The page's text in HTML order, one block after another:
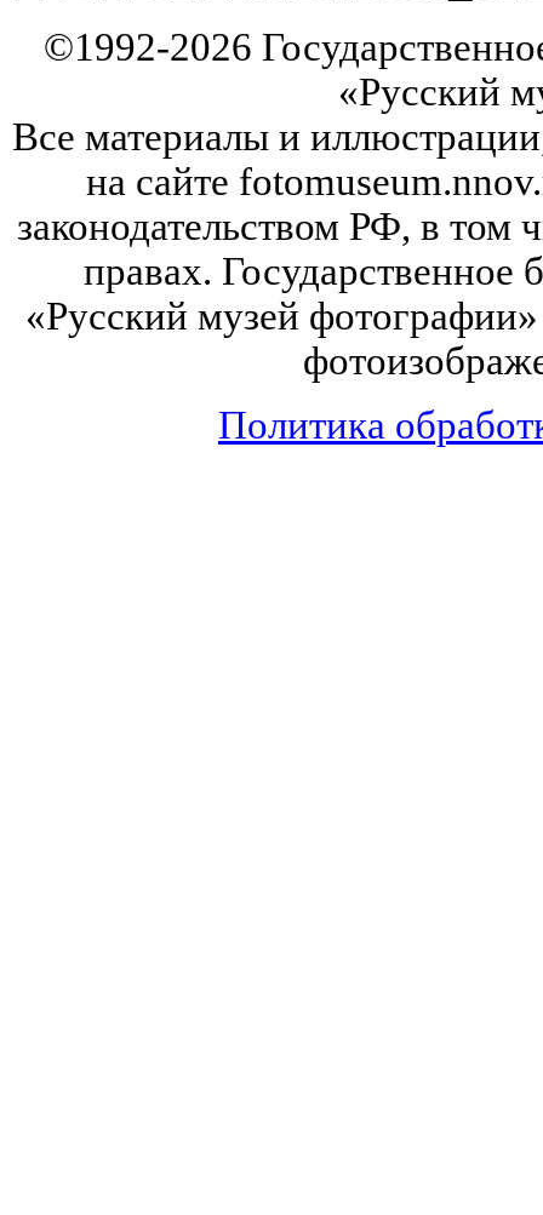
©1992-2026
«Русский
Все материалы и
на сайте
законодательством РФ, в том
правах.
«Русский музей
Политика